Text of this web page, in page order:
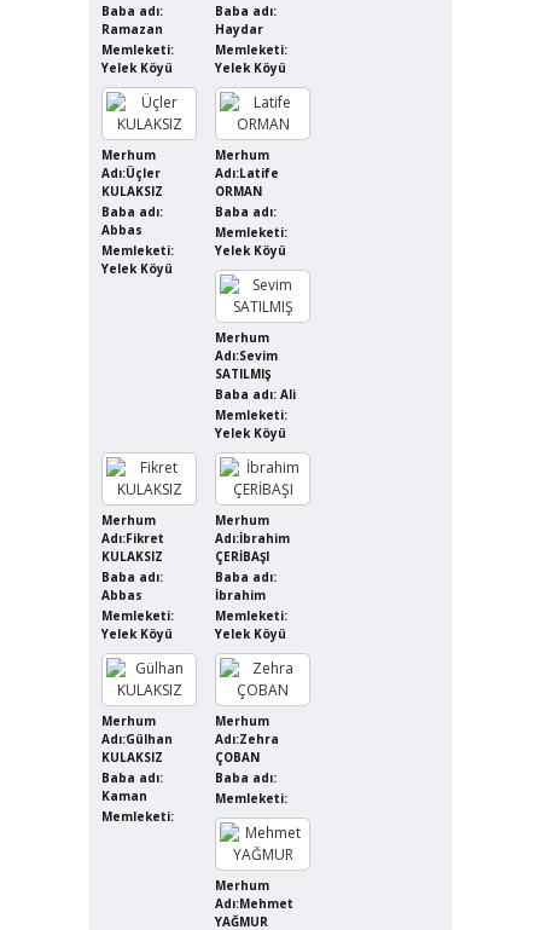
Baba adı:
Ramazan
Memleketi:
Yelek Köyü
Baba adı:
Haydar
Memleketi:
Yelek Köyü
Merhum
Adı:Üçler
KULAKSIZ
Baba adı:
Abbas
Memleketi:
Yelek Köyü
Merhum
Adı:Latife
ORMAN
Baba adı:
Memleketi:
Yelek Köyü
Merhum
Adı:Sevim
SATILMIŞ
Baba adı: Ali
Memleketi:
Yelek Köyü
Merhum
Adı:Fikret
KULAKSIZ
Baba adı:
Abbas
Memleketi:
Yelek Köyü
Merhum
Adı:İbrahim
ÇERİBAŞI
Baba adı:
İbrahim
Memleketi:
Yelek Köyü
Merhum
Adı:Gülhan
KULAKSIZ
Baba adı:
Kaman
Memleketi:
Merhum
Adı:Zehra
ÇOBAN
Baba adı:
Memleketi:
Merhum
Adı:Mehmet
YAĞMUR